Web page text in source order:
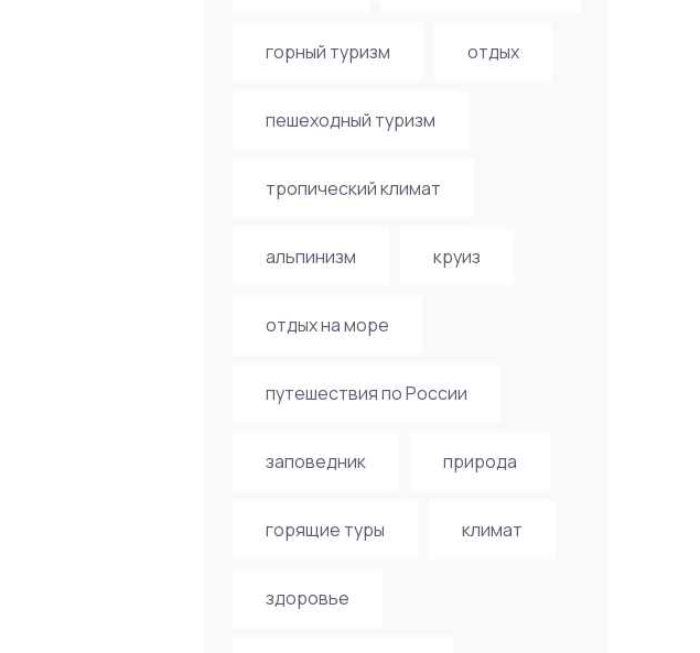
горный туризм отдых
пешеходный туризм
тропический климат
альпинизм круиз
отдых на море
путешествия по России
заповедник природа
горящие туры климат
здоровье